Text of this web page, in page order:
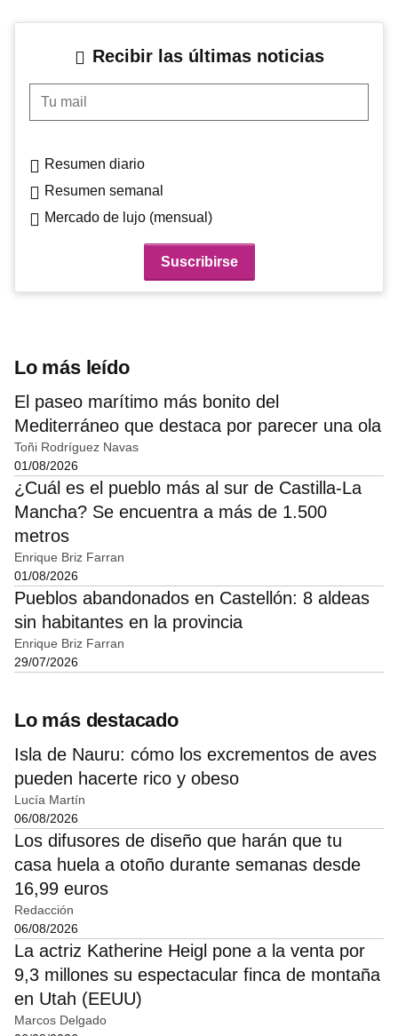
Recibir las últimas noticias
Tu mail
Resumen diario
Resumen semanal
Mercado de lujo (mensual)
Lo más leído
El paseo marítimo más bonito del
Mediterráneo que destaca por parecer una ola
Toñi Rodríguez Navas
01/08/2026
¿Cuál es el pueblo más al sur de Castilla-La
Mancha? Se encuentra a más de 1.500
metros
Enrique Briz Farran
01/08/2026
Pueblos abandonados en Castellón: 8 aldeas
sin habitantes en la provincia
Enrique Briz Farran
29/07/2026
Lo más destacado
Isla de Nauru: cómo los excrementos de aves
pueden hacerte rico y obeso
Lucía Martín
06/08/2026
Los difusores de diseño que harán que tu
casa huela a otoño durante semanas desde
16,99 euros
Redacción
06/08/2026
La actriz Katherine Heigl pone a la venta por
9,3 millones su espectacular finca de montaña
en Utah (EEUU)
Marcos Delgado